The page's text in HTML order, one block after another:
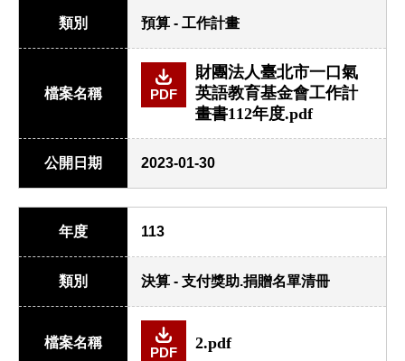
類別 預算 - 工作計畫
檔案名稱 PDF
財團法人臺北市一口氣
英語教育基金會工作計
畫書112年度.pdf
公開日期 2023-01-30
年度 113
類別 決算 - 支付獎助.捐贈名單清冊
檔案名稱
PDF
2.pdf